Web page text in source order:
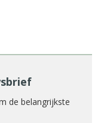
de belangrijkste